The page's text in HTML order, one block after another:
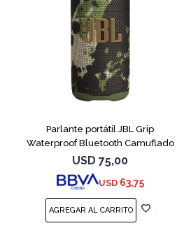
Parlante portátil JBL Grip
Waterproof Bluetooth Camuflado
USD 75,00
USD 63,75